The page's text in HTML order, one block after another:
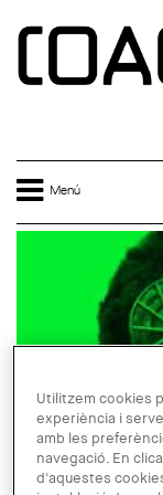
Menú
Utilitzem cookies
experiència i
amb les
navegació. En
d'aquestes